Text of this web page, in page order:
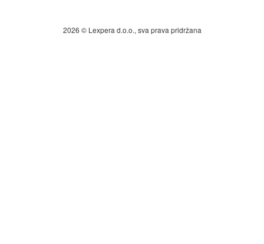
2026 © Lexpera d.o.o., sva prava pridržana